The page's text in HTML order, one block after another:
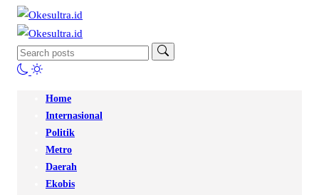
Home
Internasional
Politik
Metro
Daerah
Ekobis